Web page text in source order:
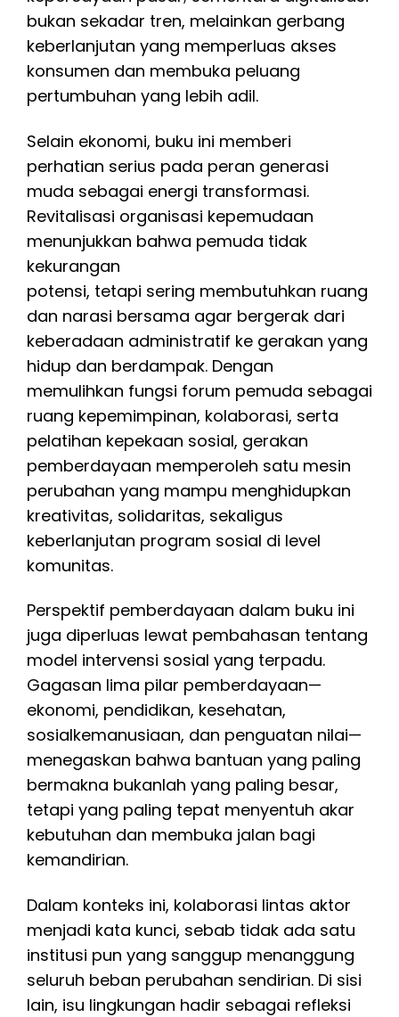
bukan sekadar tren, melainkan gerbang
keberlanjutan yang memperluas akses
konsumen dan membuka peluang
pertumbuhan yang lebih adil.
Selain ekonomi, buku ini memberi
perhatian serius pada peran generasi
muda sebagai energi transformasi.
Revitalisasi organisasi kepemudaan
menunjukkan bahwa pemuda tidak
kekurangan
potensi, tetapi sering membutuhkan ruang
dan narasi bersama agar bergerak dari
keberadaan administratif ke gerakan yang
hidup dan berdampak. Dengan
memulihkan fungsi forum pemuda sebagai
ruang kepemimpinan, kolaborasi, serta
pelatihan kepekaan sosial, gerakan
pemberdayaan memperoleh satu mesin
perubahan yang mampu menghidupkan
kreativitas, solidaritas, sekaligus
keberlanjutan program sosial di level
komunitas.
Perspektif pemberdayaan dalam buku ini
juga diperluas lewat pembahasan tentang
model intervensi sosial yang terpadu.
Gagasan lima pilar pemberdayaan—
ekonomi, pendidikan, kesehatan,
sosialkemanusiaan, dan penguatan nilai—
menegaskan bahwa bantuan yang paling
bermakna bukanlah yang paling besar,
tetapi yang paling tepat menyentuh akar
kebutuhan dan membuka jalan bagi
kemandirian.
Dalam konteks ini, kolaborasi lintas aktor
menjadi kata kunci, sebab tidak ada satu
institusi pun yang sanggup menanggung
seluruh beban perubahan sendirian. Di sisi
lain, isu lingkungan hadir sebagai refleksi